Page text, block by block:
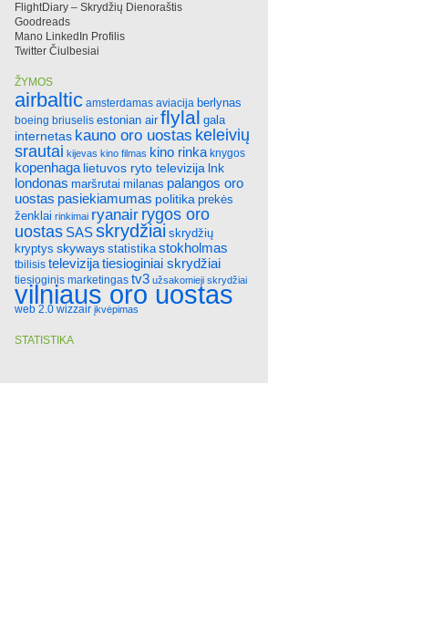
FlightDiary – Skrydžių Dienoraštis
Goodreads
Mano LinkedIn Profilis
Twitter Čiulbesiai
ŽYMOS
airbaltic amsterdamas aviacija berlynas
boeing briuselis estonian air flylal gala
internetas kauno oro uostas keleivių
srautai kijevas kino filmas kino rinka knygos
kopenhaga lietuvos ryto televizija lnk
londonas maršrutai milanas palangos oro
uostas pasiekiamumas politika prekės
ženklai rinkimai ryanair rygos oro
uostas SASskrydžiai skrydžių
kryptys skyways statistika stokholmas
tbilisis televizijatiesioginiai skrydžiai
tiesioginis marketingas tv3 užsakomieji skrydžiai
vilniaus oro uostas
web 2.0 wizzair įkvėpimas
STATISTIKA